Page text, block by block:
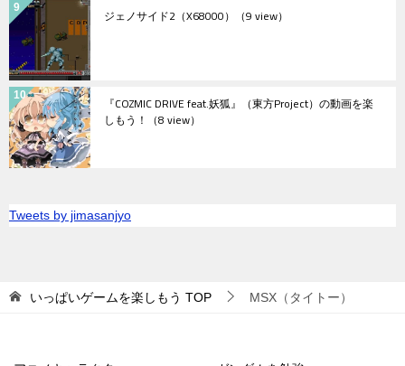
ジェノサイド2（X68000） （9 view）
『COZMIC DRIVE feat.妖狐』（東方Project）の動画を楽
しもう！ （8 view）
Tweets by jimasanjyo
いっぱいゲームを楽しもう TOP MSX（タイトー）